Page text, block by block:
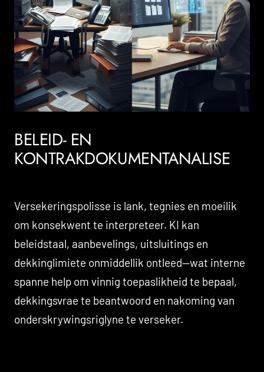
BELEID- EN
KONTRAKDOKUMENTANALISE
Versekeringspolisse is lank, tegnies en moeilik
om konsekwent te interpreteer. KI kan
beleidstaal, aanbevelings, uitsluitings en
dekkinglimiete onmiddellik ontleed—wat interne
spanne help om vinnig toepaslikheid te bepaal,
dekkingsvrae te beantwoord en nakoming van
onderskrywingsriglyne te verseker.